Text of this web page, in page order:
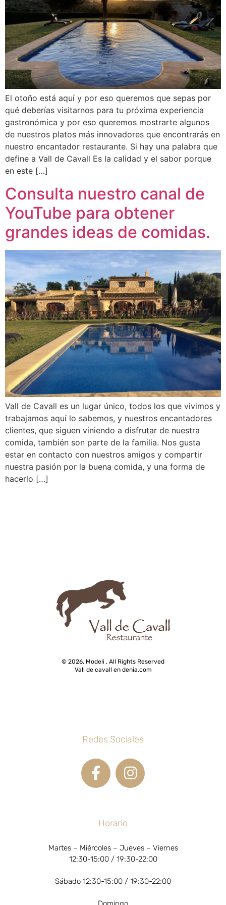
El otoño está aquí y por eso queremos que sepas por
qué deberías visitarnos para tu próxima experiencia
gastronómica y por eso queremos mostrarte algunos
de nuestros platos más innovadores que encontrarás en
nuestro encantador restaurante. Si hay una palabra que
define a Vall de Cavall Es la calidad y el sabor porque
en este […]
Consulta nuestro canal de
YouTube para obtener
grandes ideas de comidas.
Vall de Cavall es un lugar único, todos los que vivimos y
trabajamos aquí lo sabemos, y nuestros encantadores
clientes, que siguen viniendo a disfrutar de nuestra
comida, también son parte de la familia. Nos gusta
estar en contacto con nuestros amigos y compartir
nuestra pasión por la buena comida, y una forma de
hacerlo […]
© 2026, Modeli , All Rights Reserved
Vall de cavall en denia.com
Redes Sociales
Horario
Martes – Miércoles – Jueves – Viernes
12:30-15:00 / 19:30-22:00
Sábado 12:30-15:00 / 19:30-22:00